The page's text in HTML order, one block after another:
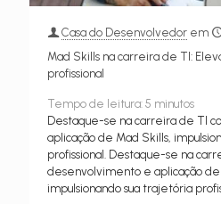
Casa do Desenvolvedor em
Mad Skills na carreira de TI:
profissional
Tempo de leitura: 5 minutos
Destaque-se na carreira de TI
aplicação de Mad Skills,
profissional. Destaque-se na
desenvolvimento e aplicação de
impulsionando sua trajetória